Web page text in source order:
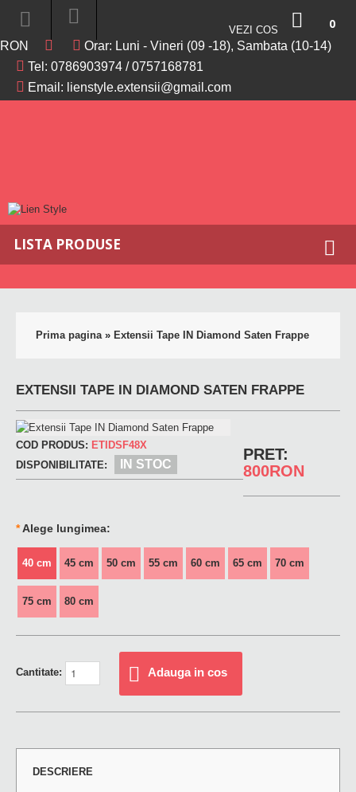
RON
Orar: Luni - Vineri (09 -18), Sambata (10-14)
Tel: 0786903974 /0757168781
Email: lienstyle.extensii@gmail.com
VEZI COS
0
-
LISTA PRODUSE
Prima pagina» Extensii Tape IN Diamond Saten Frappe
EXTENSII TAPE IN DIAMOND SATEN FRAPPE
COD PRODUS: ETIDSF48X
DISPONIBILITATE:
IN STOC
PRET:
800RON
*Alege lungimea:
40 cm 45 cm 50 cm 55 cm 60 cm 65 cm 70 cm
75 cm 80 cm
Cantitate: Adauga in cos
DESCRIERE